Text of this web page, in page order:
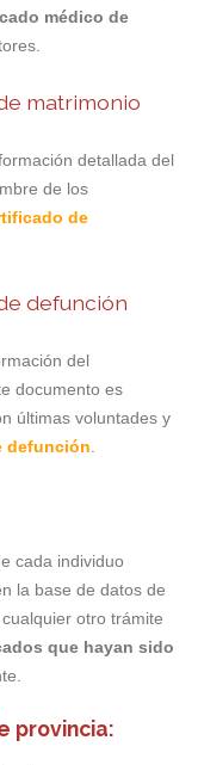
médico de
matrimonio
detallada del
de los
de
defunción
del
documento es
últimas voluntades y
defunción.
cada individuo
la base de datos de
otro trámite
que hayan sido
provincia: